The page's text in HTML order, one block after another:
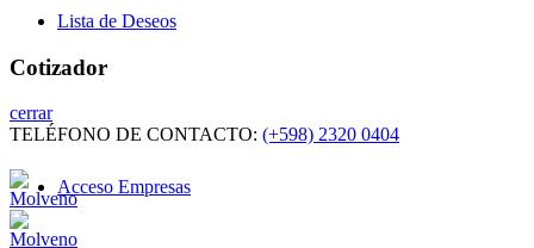
Lista de Deseos
Cotizador
cerrar
TELÉFONO DE CONTACTO: (+598) 2320 0404
Acceso Empresas